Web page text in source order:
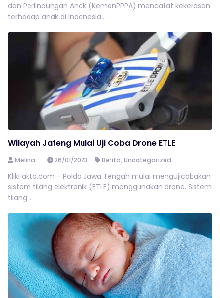
dan Perlindungan Anak (KemenPPPA) mencatat kekerasan
terhadap anak di Indonesia...
Wilayah Jateng Mulai Uji Coba Drone ETLE
Melina 26/01/2023 Berita,Uncategorized
KlikFakta.com – Polda Jawa Tengah mulai mengujicobakan
sistem tilang elektronik (ETLE) menggunakan drone. Sistem
tilang...